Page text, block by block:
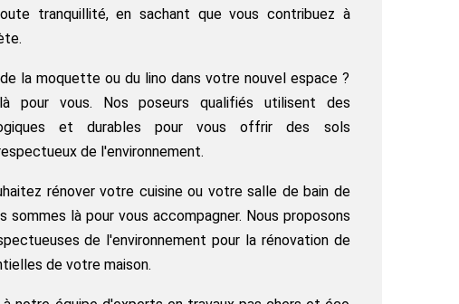
tranquillité, en sachant que vous contribuez à
la moquette ou du lino dans votre nouvel espace ?
pour vous. Nos poseurs qualifiés utilisent des
et durables pour vous offrir des sols
de l'environnement.
rénover votre cuisine ou votre salle de bain de
sommes là pour vous accompagner. Nous proposons
de l'environnement pour la rénovation de
de votre maison.